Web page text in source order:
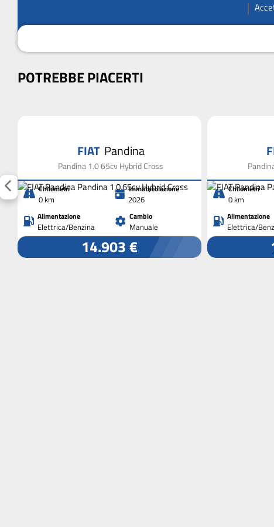
POTREBBE PIACERTI
FIAT Pandina
Pandina 1.0 65cv Hybrid Cross
Chilometri
0 km
Immatricolazione
2026
Alimentazione
Elettrica/Benzina
Cambio
Manuale
14.903 €
Chilometri
0 km
Alimentazione
Elettrica/